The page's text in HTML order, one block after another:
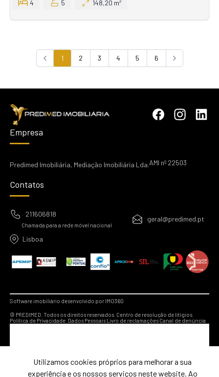
4
5 148,20 m²
Previous
1 2 3 4 5 6
Next
Empresa
Predimed Imobiliária, Mediação Imobiliária Lda.AMI nº 22503
Contatos
211606818
Chamada para a rede móvel nacional
geral@predimed.pt
Lisboa
Software imobiliário desenvolvido por IMO360
© PREDIMED. Todos os direitos reservados. Centro de resolução de litígios.
Política de Privacidade. Dados PessoaisLivro de reclamações Canal de denúncia
Utilizamos cookies próprios para melhorar a sua
experiência e os nossos serviços neste website. Ao